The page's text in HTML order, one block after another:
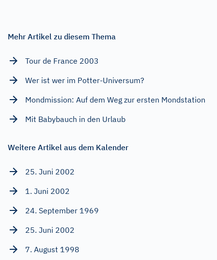
Mehr Artikel zu diesem Thema
Tour de France 2003
Wer ist wer im Potter-Universum?
Mondmission: Auf dem Weg zur ersten Mondstation
Mit Babybauch in den Urlaub
Weitere Artikel aus dem Kalender
25. Juni 2002
1. Juni 2002
24. September 1969
25. Juni 2002
7. August 1998